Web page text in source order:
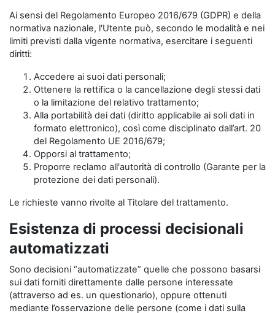
Ai sensi del Regolamento Europeo 2016/679 (GDPR) e della
normativa nazionale, l'Utente può, secondo le modalità e nei
limiti previsti dalla vigente normativa, esercitare i seguenti
diritti:
Accedere ai suoi dati personali;
Ottenere la rettifica o la cancellazione degli stessi dati
o la limitazione del relativo trattamento;
Alla portabilità dei dati (diritto applicabile ai soli dati in
formato elettronico), così come disciplinato dall’art. 20
del Regolamento UE 2016/679;
Opporsi al trattamento;
Proporre reclamo all'autorità di controllo (Garante per la
protezione dei dati personali).
Le richieste vanno rivolte al Titolare del trattamento.
Esistenza di processi decisionali
automatizzati
Sono decisioni “automatizzate” quelle che possono basarsi
sui dati forniti direttamente dalle persone interessate
(attraverso ad es. un questionario), oppure ottenuti
mediante l’osservazione delle persone (come i dati sulla